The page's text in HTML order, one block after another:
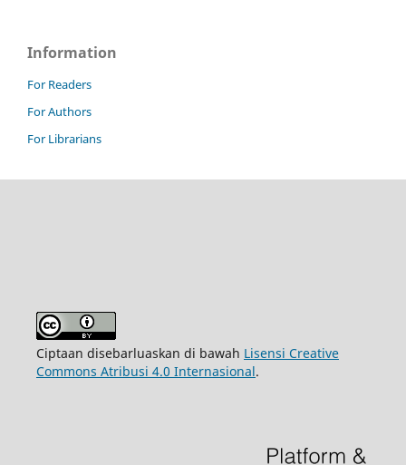
Information
For Readers
For Authors
For Librarians
Ciptaan disebarluaskan di bawah Lisensi Creative
Commons Atribusi 4.0 Internasional.